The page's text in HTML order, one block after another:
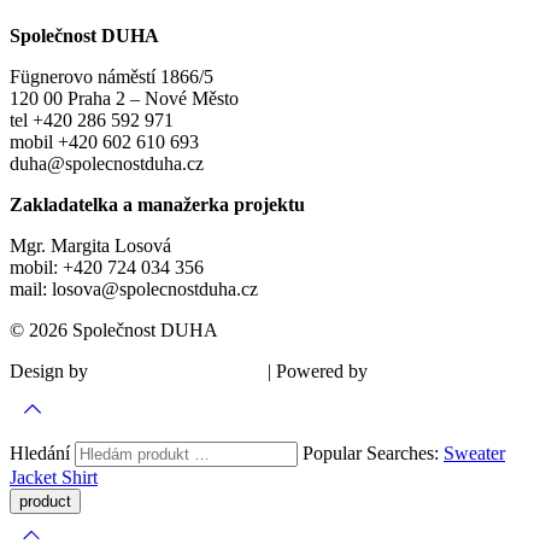
Společnost DUHA
Fügnerovo náměstí 1866/5
120 00 Praha 2 – Nové Město
tel +420 286 592 971
mobil +420 602 610 693
duha@spolecnostduha.cz
Zakladatelka a manažerka projektu
Mgr. Margita Losová
mobil: +420 724 034 356
mail: losova@spolecnostduha.cz
© 2026 Společnost DUHA
Design by
| Powered by
Hledání Popular Searches: Sweater
Jacket Shirt